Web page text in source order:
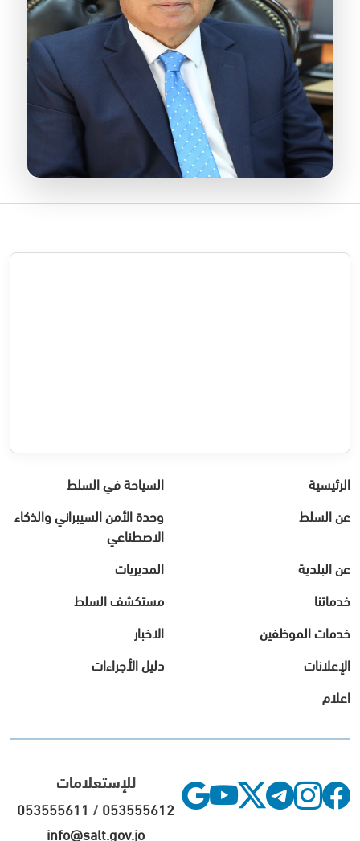
الرئيسية
السياحة في السلط
عن السلط
وحدة الأمن السيبراني والذكاء
الاصطناعي
عن البلدية
المديريات
خدماتنا
مستكشف السلط
خدمات الموظفين
الاخبار
الإعلانات
دليل الأجراءات
اعلام
للإستعلامات
053555611 /053555612
info@salt.gov.jo